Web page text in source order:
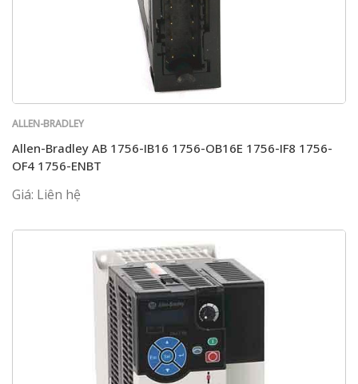
ALLEN-BRADLEY
Allen-Bradley AB 1756-IB16 1756-OB16E 1756-IF8 1756-
OF4 1756-ENBT
Giá: Liên hệ